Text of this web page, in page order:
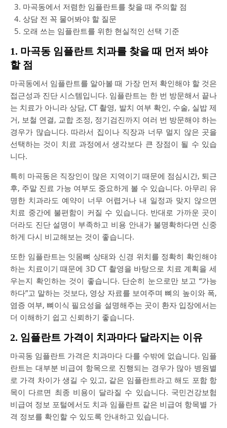
마곡동에서 저렴한 임플란트를 찾을 때 주의할 점
상담 전 꼭 물어봐야 할 질문
오래 쓰는 임플란트를 위한 현실적인 선택 기준
1. 마곡동 임플란트 치과를 찾을 때 먼저 봐야
할 점
마곡동에서 임플란트를 알아볼 때 가장 먼저 확인해야 할 것은
접근성과 진단 시스템입니다. 임플란트는 한 번 방문해서 끝나
는 치료가 아니라 상담, CT 촬영, 발치 여부 확인, 수술, 실밥 제
거, 보철 연결, 교합 조정, 정기검진까지 여러 번 방문해야 하는
경우가 많습니다. 따라서 집이나 직장과 너무 멀지 않은 곳을
선택하는 것이 치료 과정에서 생각보다 큰 장점이 될 수 있습
니다.
특히 마곡동은 직장인이 많은 지역이기 때문에 점심시간, 퇴근
후, 주말 진료 가능 여부도 중요하게 볼 수 있습니다. 아무리 유
명한 치과라도 예약이 너무 어렵거나 내 일정과 맞지 않으면
치료 중간에 불편함이 커질 수 있습니다. 반대로 가까운 곳이
더라도 진단 설명이 부족하고 비용 안내가 불명확하다면 신중
하게 다시 비교해보는 것이 좋습니다.
또한 임플란트는 잇몸뼈 상태와 신경 위치를 정확히 확인해야
하는 치료이기 때문에 3D CT 촬영을 바탕으로 치료 계획을 세
우는지 확인하는 것이 좋습니다. 단순히 눈으로만 보고 “가능
하다”고 말하는 것보다, 영상 자료를 보여주며 뼈의 높이와 폭,
염증 여부, 뼈이식 필요성을 설명해주는 곳이 환자 입장에서는
더 이해하기 쉽고 신뢰하기 좋습니다.
2. 임플란트 가격이 치과마다 달라지는 이유
마곡동 임플란트 가격은 치과마다 다를 수밖에 없습니다. 임플
란트는 대부분 비급여 항목으로 진행되는 경우가 많아 병원별
로 가격 차이가 생길 수 있고, 같은 임플란트라고 해도 포함 항
목이 다르면 최종 비용이 달라질 수 있습니다. 국민건강보험
비급여 정보 포털에서도 치과 임플란트 같은 비급여 항목별 가
격 정보를 확인할 수 있도록 안내하고 있습니다.